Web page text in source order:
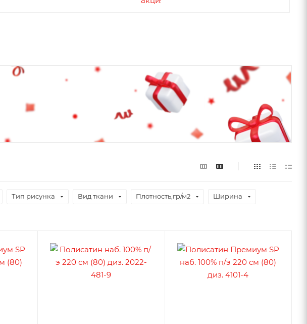
Тип рисунка Вид ткани Плотность,гр/м2 Ширина